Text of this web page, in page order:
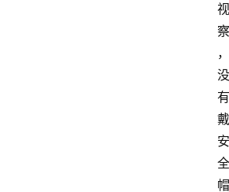
视
察
，
没
有
戴
安
全
帽